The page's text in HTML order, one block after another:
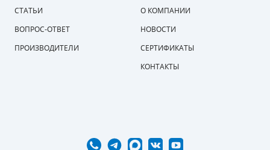
СТАТЬИ
ВОПРОС-ОТВЕТ
ПРОИЗВОДИТЕЛИ
О КОМПАНИИ
НОВОСТИ
СЕРТИФИКАТЫ
КОНТАКТЫ